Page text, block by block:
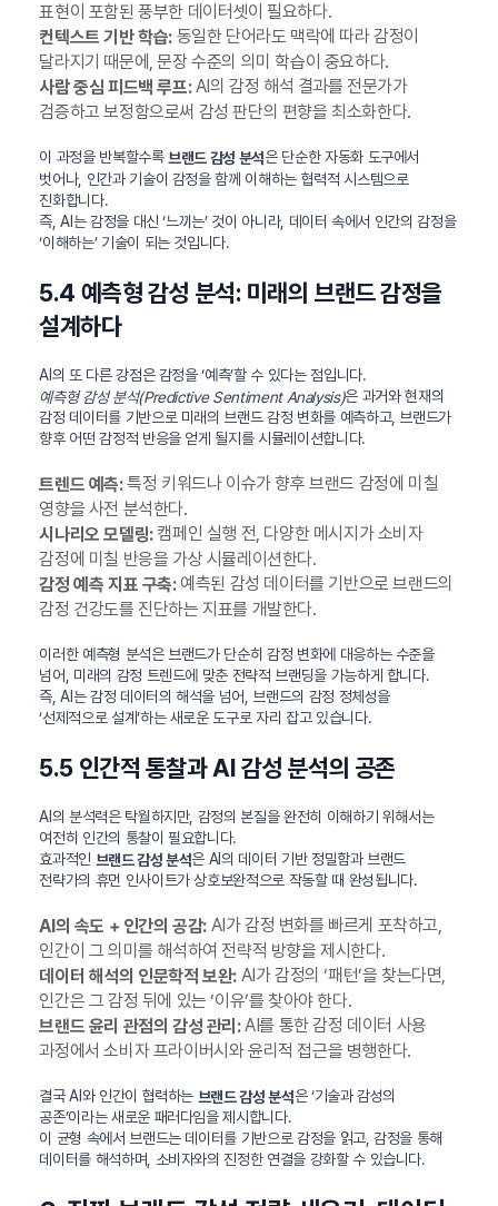
표현이 포함된 풍부한 데이터셋이 필요하다.
컨텍스트 기반 학습:동일한 단어라도 맥락에 따라 감정이
달라지기 때문에, 문장 수준의 의미 학습이 중요하다.
사람 중심 피드백 루프:AI의 감정 해석 결과를 전문가가
검증하고 보정함으로써 감성 판단의 편향을 최소화한다.
이 과정을 반복할수록브랜드 감성 분석은 단순한 자동화 도구에서
벗어나, 인간과 기술이 감정을 함께 이해하는 협력적 시스템으로
진화합니다.
즉, AI는 감정을 대신 ‘느끼는’ 것이 아니라, 데이터 속에서 인간의 감정을
‘이해하는’ 기술이 되는 것입니다.
5.4 예측형 감성 분석: 미래의 브랜드 감정을
설계하다
AI의 또 다른 강점은 감정을 ‘예측’할 수 있다는 점입니다.
예측형 감성 분석(Predictive Sentiment Analysis)은 과거와 현재의
감정 데이터를 기반으로 미래의 브랜드 감정 변화를 예측하고, 브랜드가
향후 어떤 감정적 반응을 얻게 될지를 시뮬레이션합니다.
트렌드 예측:특정 키워드나 이슈가 향후 브랜드 감정에 미칠
영향을 사전 분석한다.
시나리오 모델링:캠페인 실행 전, 다양한 메시지가 소비자
감정에 미칠 반응을 가상 시뮬레이션한다.
감정 예측 지표 구축:예측된 감성 데이터를 기반으로 브랜드의
감정 건강도를 진단하는 지표를 개발한다.
이러한 예측형 분석은 브랜드가 단순히 감정 변화에 대응하는 수준을
넘어, 미래의 감정 트렌드에 맞춘 전략적 브랜딩을 가능하게 합니다.
즉, AI는 감정 데이터의 해석을 넘어, 브랜드의 감정 정체성을
‘선제적으로 설계’하는 새로운 도구로 자리 잡고 있습니다.
5.5 인간적 통찰과 AI 감성 분석의 공존
AI의 분석력은 탁월하지만, 감정의 본질을 완전히 이해하기 위해서는
여전히 인간의 통찰이 필요합니다.
효과적인 브랜드 감성 분석은 AI의 데이터 기반 정밀함과 브랜드
전략가의 휴먼 인사이트가 상호보완적으로 작동할 때 완성됩니다.
AI의 속도 + 인간의 공감:AI가 감정 변화를 빠르게 포착하고,
인간이 그 의미를 해석하여 전략적 방향을 제시한다.
데이터 해석의 인문학적 보완:AI가 감정의 ‘패턴’을 찾는다면,
인간은 그 감정 뒤에 있는 ‘이유’를 찾아야 한다.
브랜드 윤리 관점의 감성 관리:AI를 통한 감정 데이터 사용
과정에서 소비자 프라이버시와 윤리적 접근을 병행한다.
결국 AI와 인간이 협력하는 브랜드 감성 분석은 ‘기술과 감성의
공존’이라는 새로운 패러다임을 제시합니다.
이 균형 속에서 브랜드는 데이터를 기반으로 감정을 읽고, 감정을 통해
데이터를 해석하며, 소비자와의 진정한 연결을 강화할 수 있습니다.